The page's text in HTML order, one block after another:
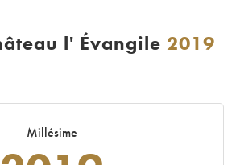
l' Évangile 2019
Millésime